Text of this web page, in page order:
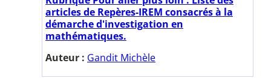
articles de Repères-IREM consacrés à la
démarche d'investigation en
mathématiques.
Auteur : Gandit Michèle